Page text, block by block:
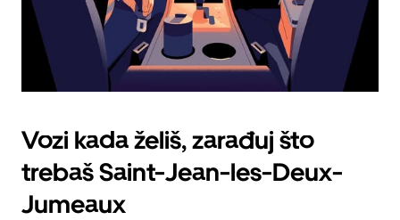
Vozi kada želiš, zarađuj što
trebaš Saint-Jean-les-Deux-
Jumeaux